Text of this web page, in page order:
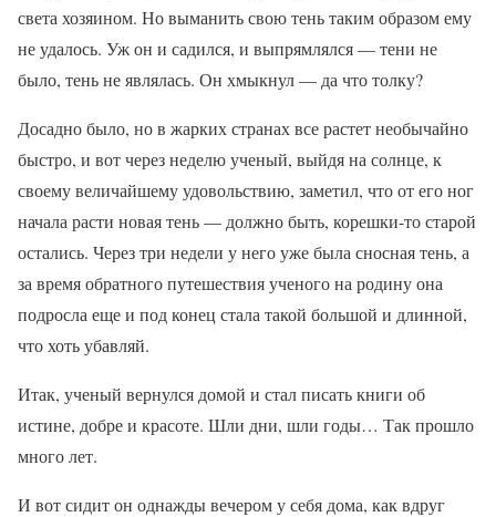
света хозяином. Но выманить свою тень таким образом ему
не удалось. Уж он и садился, и выпрямлялся — тени не
было, тень не являлась. Он хмыкнул — да что толку?
Досадно было, но в жарких странах все растет необычайно
быстро, и вот через неделю ученый, выйдя на солнце, к
своему величайшему удовольствию, заметил, что от его ног
начала расти новая тень — должно быть, корешки-то старой
остались. Через три недели у него уже была сносная тень, а
за время обратного путешествия ученого на родину она
подросла еще и под конец стала такой большой и длинной,
что хоть убавляй.
Итак, ученый вернулся домой и стал писать книги об
истине, добре и красоте. Шли дни, шли годы… Так прошло
много лет.
И вот сидит он однажды вечером у себя дома, как вдруг